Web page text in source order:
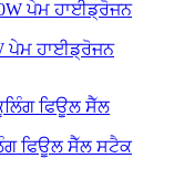
ਪੇਮ ਹਾਈਡ੍ਰੋਜਨ
ਫਿਊਲ ਸੈੱਲ ਸਟੈਕ